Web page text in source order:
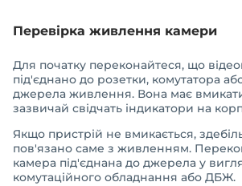
Перевірка живлення камери
Для початку переконайтеся, що
під'єднано до розетки, комутатора
джерела живлення. Вона має
зазвичай свідчать індикатори на
Якщо пристрій не вмикається,
пов'язано саме з живленням.
камера під'єднана до джерела у
комутаційного обладнання або ДБЖ.